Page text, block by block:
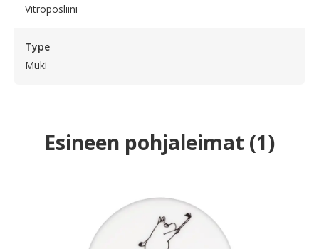
Vitroposliini
Type
Muki
Esineen pohjaleimat (1)